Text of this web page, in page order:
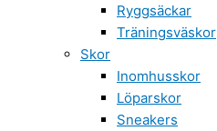
Ryggsäckar
Träningsväskor
Skor
Inomhusskor
Löparskor
Sneakers